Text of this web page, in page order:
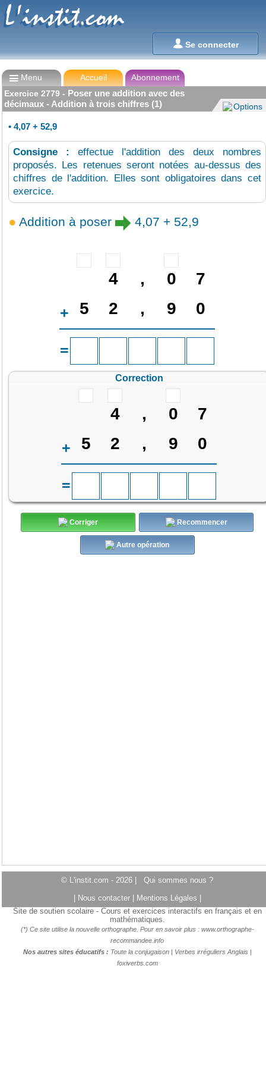
Se connecter
L'instit.com
L'instit.com
Menu Accueil
Abonnement
Exercice 2779 - Poser une addition avec des
décimaux - Addition à trois chiffres (1)
Options
• 4,07 + 52,9
Consigne : effectue l'addition des deux nombres
proposés. Les retenues seront notées au-dessus des
chiffres de l'addition. Elles sont obligatoires dans cet
exercice.
Addition à poser 4,07 + 52,9
4 , 0 7
+ 5 2 , 9 0
=
Correction
4 , 0 7
+ 5 2 , 9 0
=
Corriger Recommencer
Autre opération
© L'instit.com - 2026 | Qui sommes nous ?
Nous contacter Mentions Légales
Site de soutien scolaire - Cours et exercices interactifs en français et en
mathématiques.
(*) Ce site utilise la nouvelle orthographe. Pour en savoir plus : www.orthographe-
recommandee.info
Nos autres sites éducatifs : Toute la conjugaison| Verbes irréguliers Anglais |
foxiverbs.com